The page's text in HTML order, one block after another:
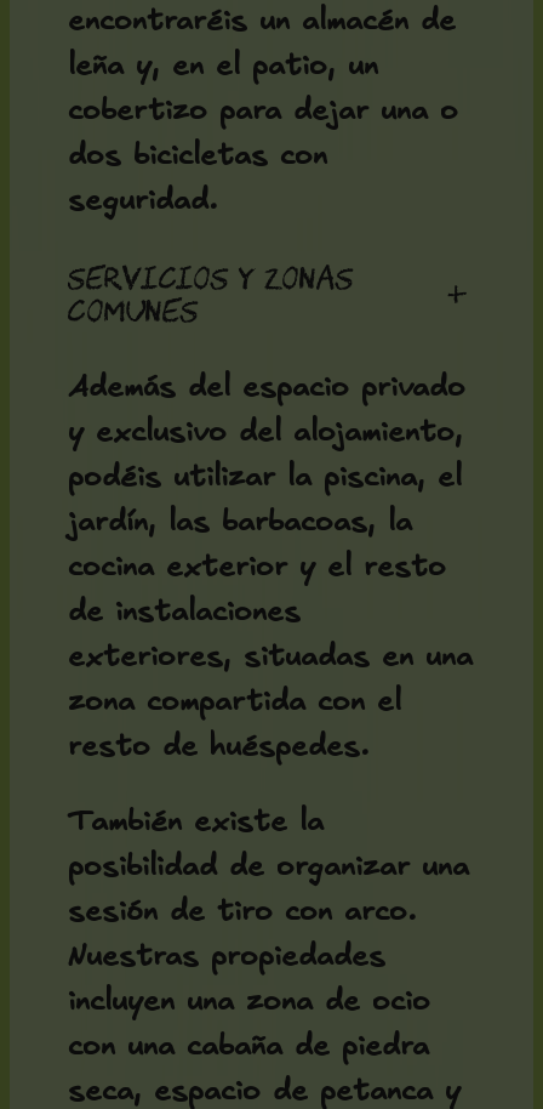
encontraréis un almacén de
leña y, en el patio, un
cobertizo para dejar una o
dos bicicletas con
seguridad.
Servicios y zonas
comunes
+
Además del espacio privado
y exclusivo del alojamiento,
podéis utilizar la piscina, el
jardín, las barbacoas, la
cocina exterior y el resto
de instalaciones
exteriores, situadas en una
zona compartida con el
resto de huéspedes.
También existe la
posibilidad de organizar una
sesión de tiro con arco.
Nuestras propiedades
incluyen una zona de ocio
con una cabaña de piedra
seca, espacio de petanca y